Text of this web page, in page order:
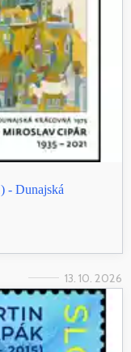
- Dunajská
13. 10. 2026